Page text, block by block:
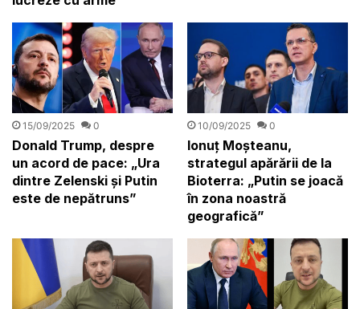
15/09/2025 0
Donald Trump, despre
un acord de pace: „Ura
dintre Zelenski și Putin
este de nepătruns”
10/09/2025 0
Ionuț Moșteanu,
strategul apărării de la
Bioterra: „Putin se joacă
în zona noastră
geografică”